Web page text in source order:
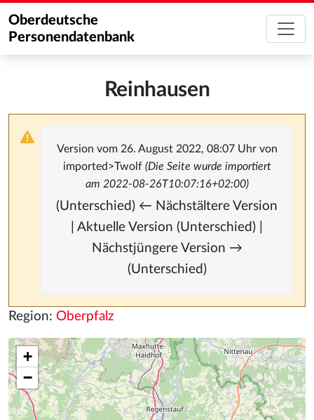
Oberdeutsche
Personendatenbank
Reinhausen
Version vom 26. August 2022, 08:07 Uhr von
imported>Twolf (Die Seite wurde importiert
am 2022-08-26T10:07:16+02:00)
(Unterschied) ← Nächstältere Version
| Aktuelle Version (Unterschied) |
Nächstjüngere Version →
(Unterschied)
Region: Oberpfalz
+
−